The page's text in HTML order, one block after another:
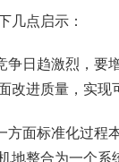
几点启示：
争日趋激烈，要
进质量，实现
方面标准化过程
地整合为一个系